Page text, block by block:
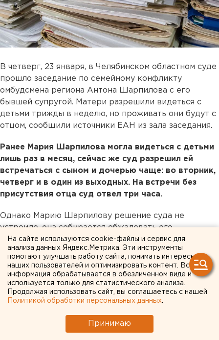
В четверг, 23 января, в Челябинском областном суде
прошло заседание по семейному конфликту
омбудсмена региона Антона Шарпилова с его
бывшей супругой. Матери разрешили видеться с
детьми трижды в неделю, но проживать они будут с
отцом, сообщили источники ЕАН из зала заседания.
Ранее Мария Шарпилова могла видеться с детьми
лишь раз в месяц, сейчас же суд разрешил ей
встречаться с сыном и дочерью чаще: во вторник,
четверг и в один из выходных. На встречи без
присутствия отца суд отвел три часа.
Однако Марию Шарпилову решение суда не
устроило, она собирается обжаловать его.
Напомним, в ноябре 2019 года кандидатуру Антона
Шарпилова на должность уполномоченного по
правам человека Челябинской области утвердили
депутаты Законодательного собрания региона. Его
выдвинул Алексей Текслер. «Несмотря на
работы», - прокомментировал глава региона.
На сайте используются cookie-файлы и сервис для
анализа данных Яндекс.Метрика. Эти инструменты
помогают улучшать работу сайта, понимать интересы
наших пользователей и оптимизировать контент. Вся
информация обрабатывается в обезличенном виде и
используется только для статистического анализа.
Продолжая использовать сайт, вы соглашаетесь с нашей
Политикой обработки персональных данных
Принимаю